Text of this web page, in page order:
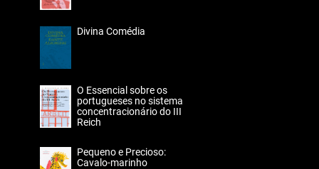
Divina Comédia
O Essencial sobre os
portugueses no sistema
concentracionário do III
Reich
Pequeno e Precioso:
Cavalo-marinho